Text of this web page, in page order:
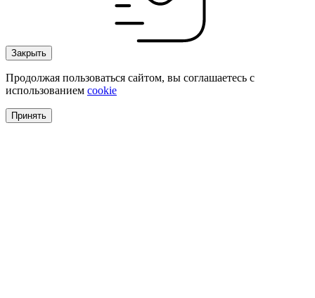
Закрыть
Продолжая пользоваться сайтом, вы соглашаетесь с
использованием cookie
Принять